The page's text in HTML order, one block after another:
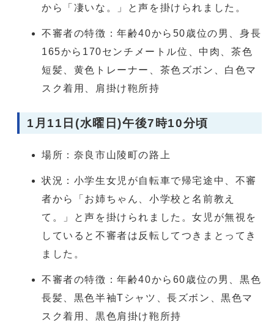
から「凄いな。」と声を掛けられました。
不審者の特徴：年齢40から50歳位の男、身長
165から170センチメートル位、中肉、茶色
短髪、黄色トレーナー、茶色ズボン、白色マ
スク着用、肩掛け鞄所持
1月11日(水曜日)午後7時10分頃
場所：奈良市山陵町の路上
状況：小学生女児が自転車で帰宅途中、不審
者から「お姉ちゃん、小学校と名前教え
て。」と声を掛けられました。女児が無視を
していると不審者は反転してつきまとってき
ました。
不審者の特徴：年齢40から60歳位の男、黒色
長髪、黒色半袖Tシャツ、長ズボン、黒色マ
スク着用、黒色肩掛け鞄所持